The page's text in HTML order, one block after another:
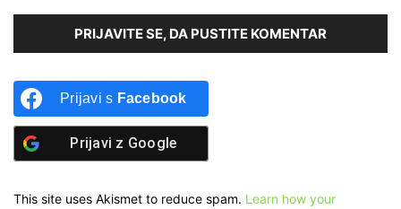
PRIJAVITE SE, DA PUSTITE KOMENTAR
Prijavi s Facebook
Prijavi z Google
This site uses Akismet to reduce spam. Learn how your